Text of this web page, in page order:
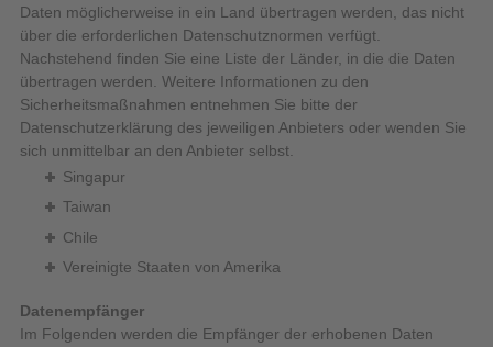
Daten möglicherweise in ein Land übertragen werden, das nicht
über die erforderlichen Datenschutznormen verfügt.
Nachstehend finden Sie eine Liste der Länder, in die die Daten
übertragen werden. Weitere Informationen zu den
Sicherheitsmaßnahmen entnehmen Sie bitte der
Datenschutzerklärung des jeweiligen Anbieters oder wenden Sie
sich unmittelbar an den Anbieter selbst.
Singapur
Taiwan
Chile
Vereinigte Staaten von Amerika
Datenempfänger
Im Folgenden werden die Empfänger der erhobenen Daten